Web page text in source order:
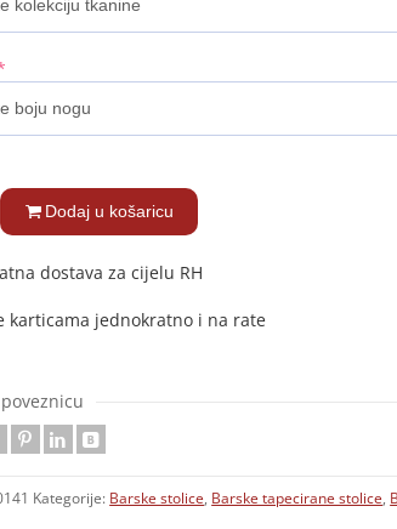
Dodaj u košaricu
dostava za cijelu RH
karticama jednokratno i na rate
Kategorije: Barske stolice, Barske tapecirane stolice,